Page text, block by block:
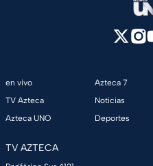
en vivo
TV Azteca
Azteca UNO
Azteca 7
Noticias
Deportes
TV AZTECA